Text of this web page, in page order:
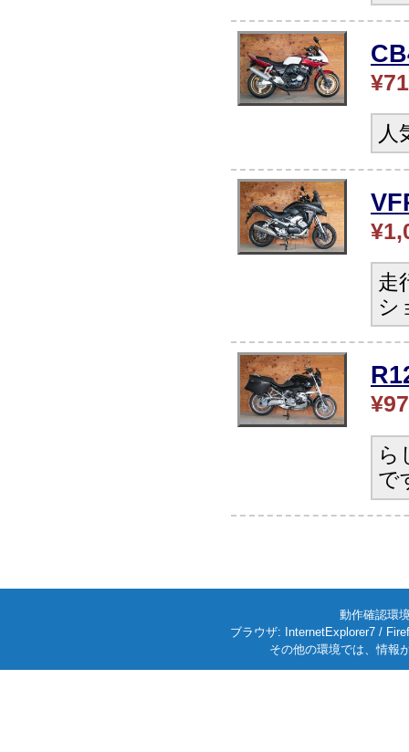
人
走
シ
ら
で
動作確認環
ブラウザ: InternetExplorer7 /
その他の環境では、情報